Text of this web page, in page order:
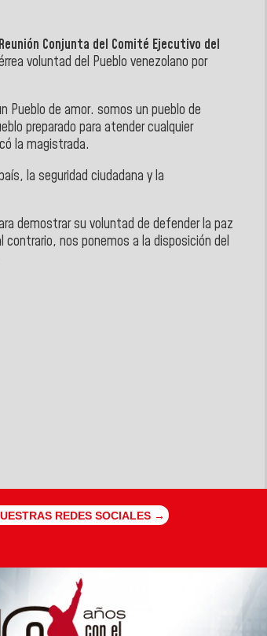
Reunión Conjunta del Comité Ejecutivo del
voluntad del Pueblo venezolano por
de amor. somos un pueblo de
preparado para atender cualquier
la magistrada.
la seguridad ciudadana y la
demostrar su voluntad de defender la paz
nos ponemos a la disposición del
REDES SOCIALES →